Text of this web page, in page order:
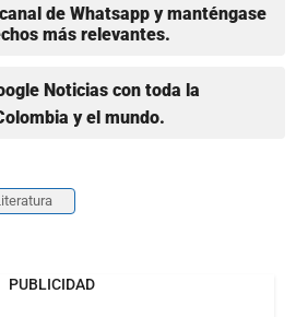
de Whatsapp y manténgase
más relevantes.
Noticias con toda la
y el mundo.
PUBLICIDAD